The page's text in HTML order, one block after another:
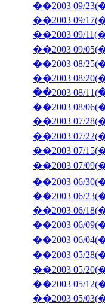
��2003 09/
��2003 08/
��2003 08/
��2003 07/
��2003
��2003 07/
��2003 06/
��2003 06/
��2003 06/
��2003 06/
��2003 05/
��2003